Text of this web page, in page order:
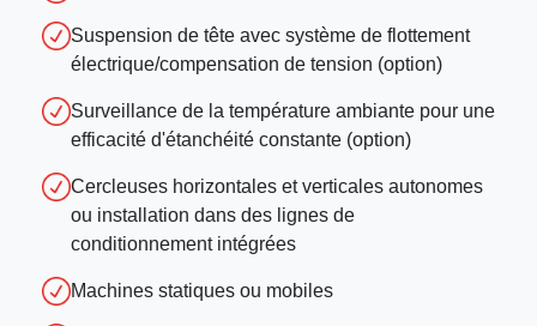
Suspension de tête avec système de flottement
électrique/compensation de tension (option)
Surveillance de la température ambiante pour une
efficacité d'étanchéité constante (option)
Cercleuses horizontales et verticales autonomes
ou installation dans des lignes de
conditionnement intégrées
Machines statiques ou mobiles